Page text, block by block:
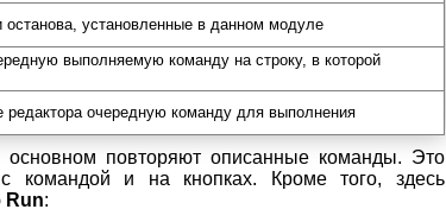
останова, установленные в данном модуле
выполняемую команду на строку, в которой
редактора очередную команду для выполнения
основном повторяют описанные команды. Это
командой и на кнопках. Кроме того, здесь
Run: